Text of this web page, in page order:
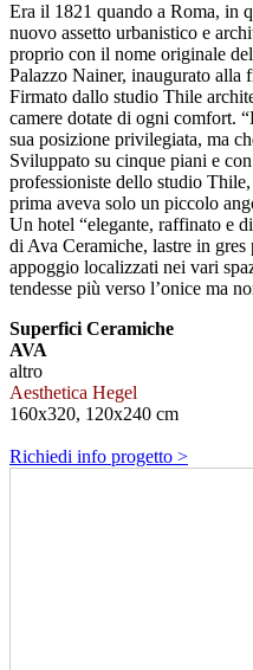
Era il 1821 quando a Roma, in
nuovo assetto urbanistico e
proprio con il nome originale
Palazzo Nainer, inaugurato alla
Firmato dallo studio Thile
camere dotate di ogni comfort.
sua posizione privilegiata, ma
Sviluppato su cinque piani e
professioniste dello studio
prima aveva solo un piccolo
Un hotel “elegante, raffinato e
di Ava Ceramiche, lastre in
appoggio localizzati nei vari
tendesse più verso l’onice ma
Superfici Ceramiche
AVA
altro
Aesthetica Hegel
160x320, 120x240 cm
Richiedi info progetto >